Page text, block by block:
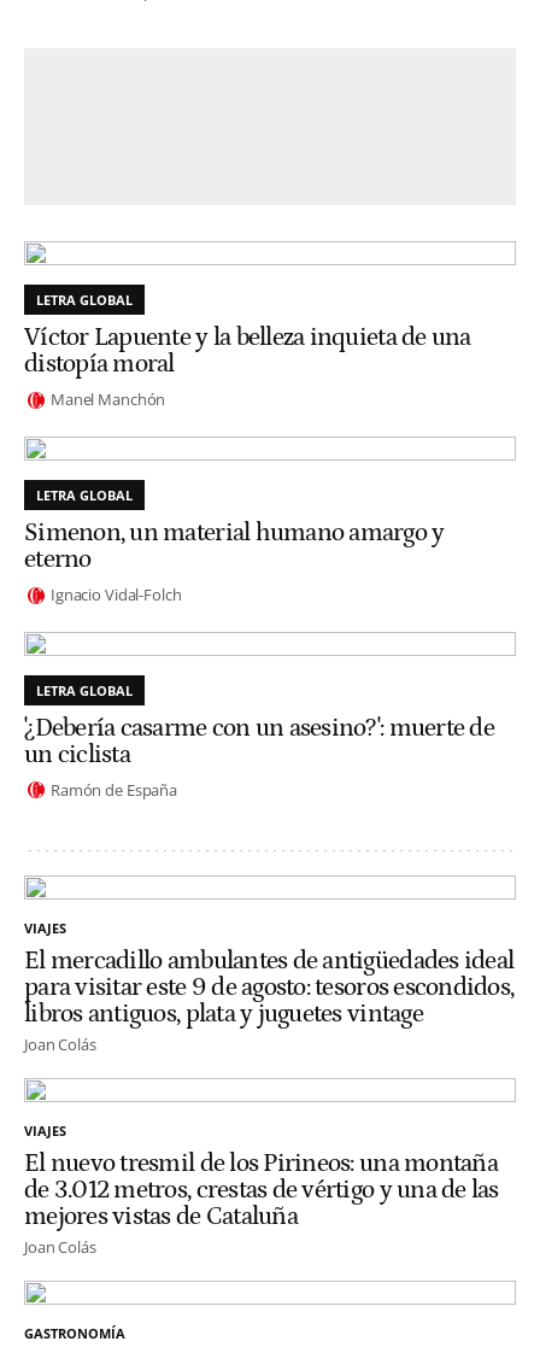
LETRA GLOBAL
Víctor Lapuente y la belleza inquieta de una
distopía moral
Manel Manchón
LETRA GLOBAL
Simenon, un material humano amargo y
eterno
Ignacio Vidal-Folch
LETRA GLOBAL
'¿Debería casarme con un asesino?': muerte de
un ciclista
Ramón de España
VIAJES
El mercadillo ambulantes de antigüedades ideal
para visitar este 9 de agosto: tesoros escondidos,
libros antiguos, plata y juguetes vintage
Joan Colás
VIAJES
El nuevo tresmil de los Pirineos: una montaña
de 3.012 metros, crestas de vértigo y una de las
mejores vistas de Cataluña
Joan Colás
GASTRONOMÍA